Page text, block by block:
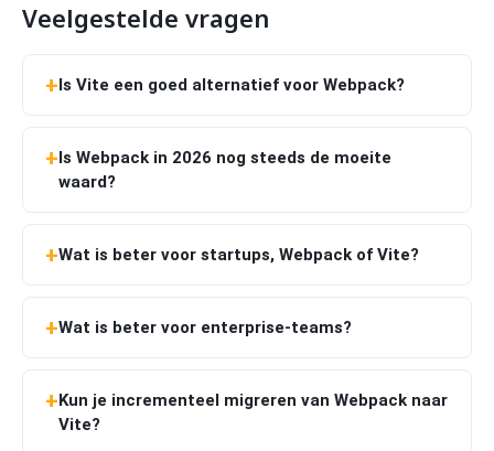
Veelgestelde vragen
Is Vite een goed alternatief voor Webpack?
Is Webpack in 2026 nog steeds de moeite
waard?
Wat is beter voor startups, Webpack of Vite?
Wat is beter voor enterprise-teams?
Kun je incrementeel migreren van Webpack naar
Vite?